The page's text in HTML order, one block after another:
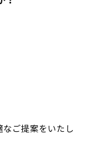
なご提案をいたし